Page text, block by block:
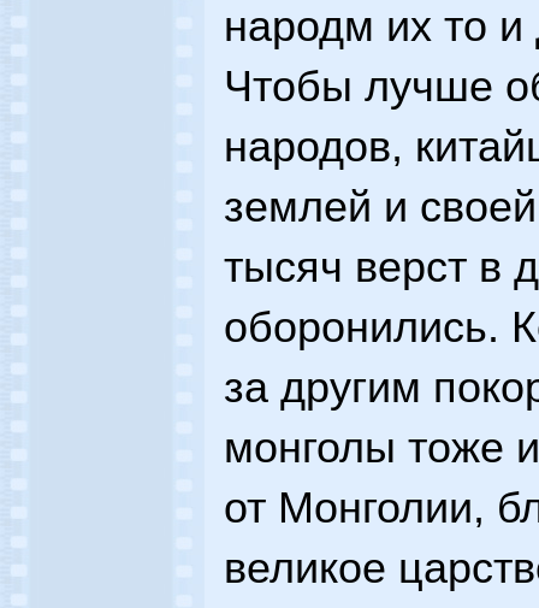
народм их то
Чтобы лучше
народов,
землей и
тысяч верст в
оборонились.
за другим
монголы тоже
от Монголии,
великое